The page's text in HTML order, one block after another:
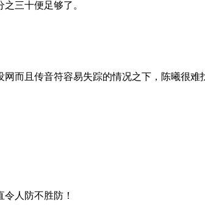
三十便足够了。
且传音符容易失踪的情况之下，陈曦很难
人防不胜防！